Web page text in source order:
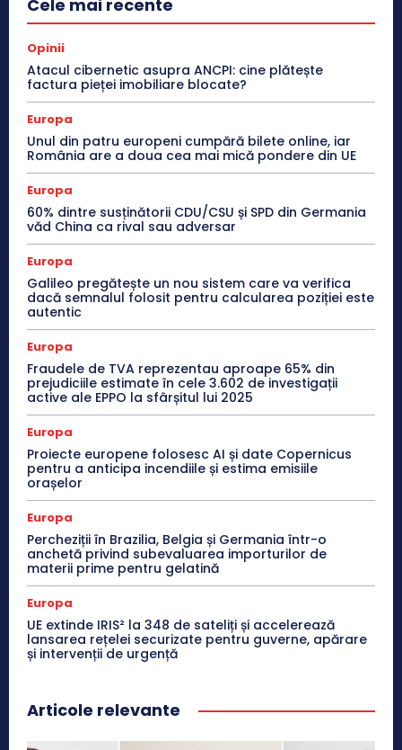
Cele mai recente
Opinii
Atacul cibernetic asupra ANCPI: cine plătește
factura pieței imobiliare blocate?
Europa
Unul din patru europeni cumpără bilete online, iar
România are a doua cea mai mică pondere din UE
Europa
60% dintre susținătorii CDU/CSU și SPD din Germania
văd China ca rival sau adversar
Europa
Galileo pregătește un nou sistem care va verifica
dacă semnalul folosit pentru calcularea poziției este
autentic
Europa
Fraudele de TVA reprezentau aproape 65% din
prejudiciile estimate în cele 3.602 de investigații
active ale EPPO la sfârșitul lui 2025
Europa
Proiecte europene folosesc AI și date Copernicus
pentru a anticipa incendiile și estima emisiile
orașelor
Europa
Percheziții în Brazilia, Belgia și Germania într-o
anchetă privind subevaluarea importurilor de
materii prime pentru gelatină
Europa
UE extinde IRIS² la 348 de sateliți și accelerează
lansarea rețelei securizate pentru guverne, apărare
și intervenții de urgență
Articole relevante